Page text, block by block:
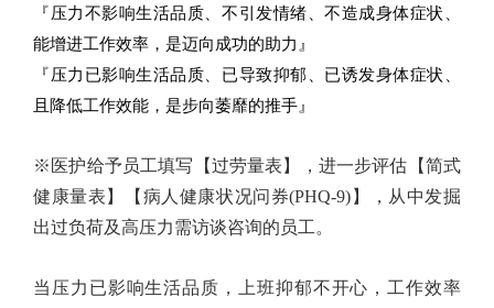
『压力不影响生活品质、不引发情绪、不造成身体症状、
能增进工作效率，是迈向成功的助力』
『压力已影响生活品质、已导致抑郁、已诱发身体症状、
且降低工作效能，是步向萎靡的推手』
※医护给予员工填写【过劳量表】，进一步评估【简式
健康量表】【病人健康状况问券(PHQ-9)】，从中发掘
出过负荷及高压力需访谈咨询的员工。
当压力已影响生活品质，上班抑郁不开心，工作效率